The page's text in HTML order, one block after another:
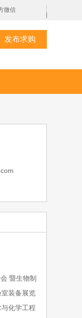
微信
发布求购
暨生物制
装备展览
化学工程